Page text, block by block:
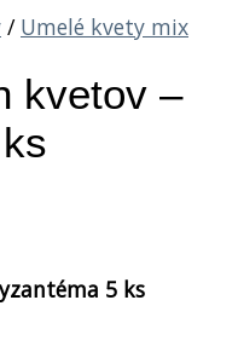
/ Umelé kvety mix
kvetov –
5 ks